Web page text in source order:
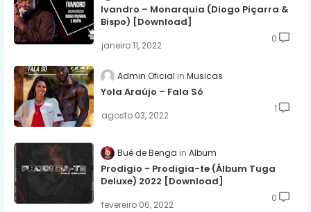
Ivandro – Monarquia (Diogo Piçarra &
Bispo) [Download]
janeiro 11, 2022
0
Admin Oficial Musicas
Yola Araújo – Fala Só
agosto 03, 2022
1
Bué de Benga Album
Prodigio - Prodigia-te (Álbum Tuga
Deluxe) 2022 [Download]
fevereiro 06, 2022
0